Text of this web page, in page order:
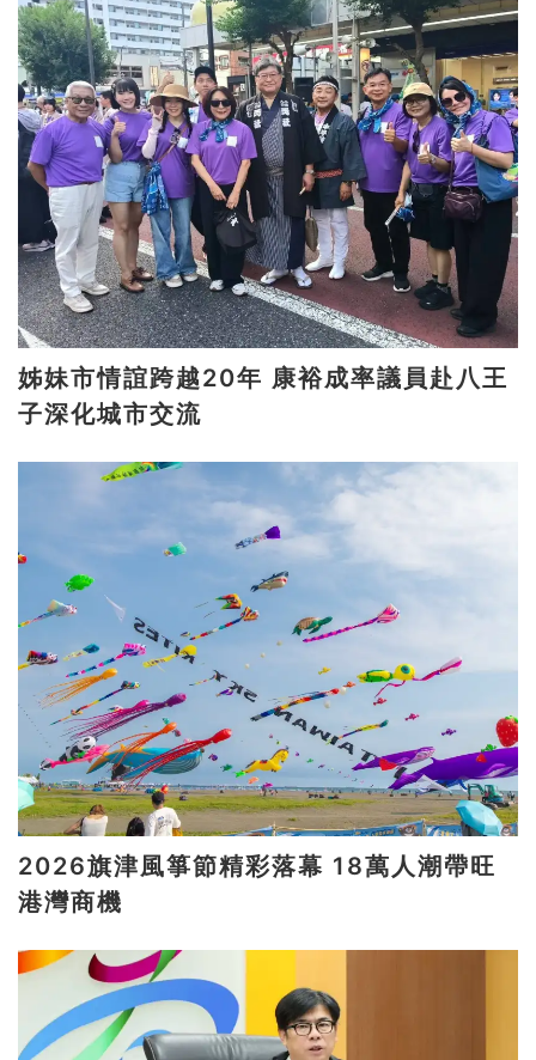
姊妹市情誼跨越20年 康裕成率議員赴八王
子深化城市交流
2026旗津風箏節精彩落幕 18萬人潮帶旺
港灣商機